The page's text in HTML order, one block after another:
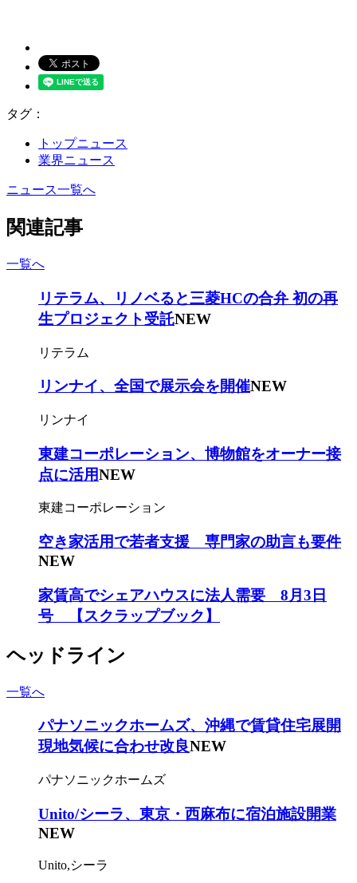
タグ：
トップニュース
業界ニュース
ニュース一覧へ
関連記事
一覧へ
リテラム、リノベると三菱HCの合弁 初の再
生プロジェクト受託NEW
リテラム
リンナイ、全国で展示会を開催NEW
リンナイ
東建コーポレーション、博物館をオーナー接
点に活用NEW
東建コーポレーション
空き家活用で若者支援 専門家の助言も要件
NEW
家賃高でシェアハウスに法人需要 8月3日
号 【スクラップブック】
ヘッドライン
一覧へ
パナソニックホームズ、沖縄で賃貸住宅展開
現地気候に合わせ改良NEW
パナソニックホームズ
Unito/シーラ、東京・西麻布に宿泊施設開業
NEW
Unito,シーラ